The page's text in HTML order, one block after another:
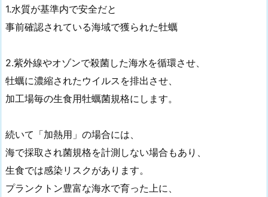
1.水質が基準内で安全だと
事前確認されている海域で獲られた牡蠣
2.紫外線やオゾンで殺菌した海水を循環させ、
牡蠣に濃縮されたウイルスを排出させ、
加工場毎の生食用牡蠣菌規格にします。
続いて「加熱用」の場合には、
海で採取され菌規格を計測しない場合もあり、
生食では感染リスクがあります。
プランクトン豊富な海水で育った上に、